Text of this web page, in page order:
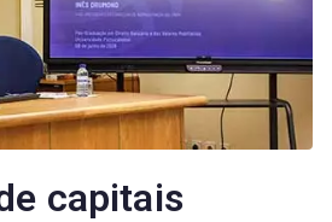
capitais